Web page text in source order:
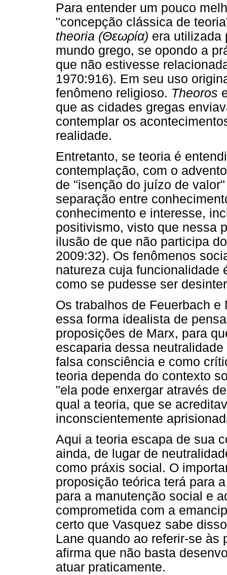
Para entender um pouco
"concepção clássica de
theoria (Θεωρία) era utilizada
mundo grego, se opondo a
que não estivesse
1970:916). Em seu uso
fenômeno religioso. Theoros
que as cidades gregas
contemplar os
realidade.
Entretanto, se teoria é
contemplação, com o
de "isenção do juízo de
separação entre
conhecimento e interesse,
positivismo, visto que nessa
ilusão de que não participa
2009:32). Os fenômenos
natureza cuja funcionalidade
como se pudesse ser
Os trabalhos de Feuerbach
essa forma idealista de
proposições de Marx, para
escaparia dessa
falsa consciência e como
teoria dependa do contexto
"ela pode enxergar através
qual a teoria, que se
inconscientemente
Aqui a teoria escapa de sua
ainda, de lugar de
como práxis social. O
proposição teórica terá para
para a manutenção social e
comprometida com a
certo que Vasquez sabe
Lane quando ao referir-se
afirma que não basta
atuar praticamente.